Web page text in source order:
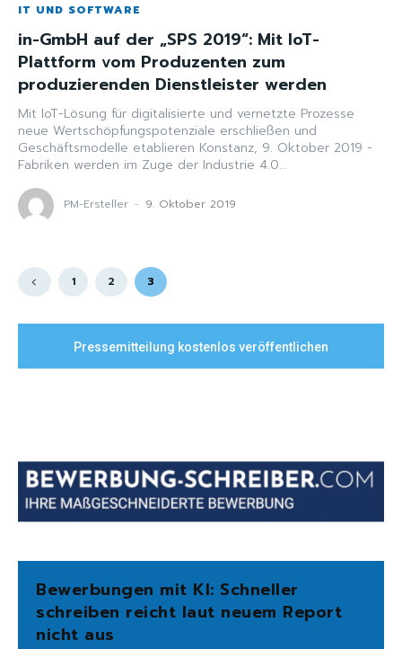
IT UND SOFTWARE
in-GmbH auf der „SPS 2019“: Mit IoT-
Plattform vom Produzenten zum
produzierenden Dienstleister werden
Mit IoT-Lösung für digitalisierte und vernetzte Prozesse
neue Wertschöpfungspotenziale erschließen und
Geschäftsmodelle etablieren Konstanz, 9. Oktober 2019 -
Fabriken werden im Zuge der Industrie 4.0...
PM-Ersteller - 9. Oktober 2019
1 2 3
Pressemitteilung kostenlos veröffentlichen
Bewerbungen mit KI: Schneller
schreiben reicht laut neuem Report
nicht aus